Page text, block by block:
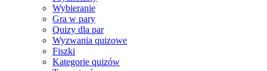
Wybieranie
Gra w pary
Quizy dla par
Wyzwania quizowe
Fiszki
Kategorie quizów